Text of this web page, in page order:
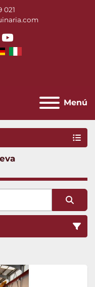
021
youtube
Menú